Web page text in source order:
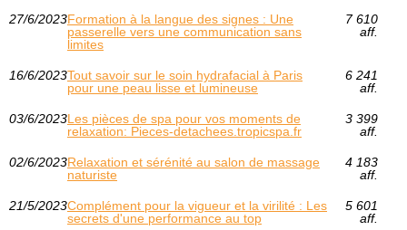
27/6/2023Formation à la langue des signes : Une
passerelle vers une communication sans
limites
7 610
aff.
16/6/2023Tout savoir sur le soin hydrafacial à Paris
pour une peau lisse et lumineuse
6 241
aff.
03/6/2023Les pièces de spa pour vos moments de
relaxation: Pieces-detachees.tropicspa.fr
3 399
aff.
02/6/2023Relaxation et sérénité au salon de massage
naturiste
4 183
aff.
21/5/2023Complément pour la vigueur et la virilité : Les
secrets d'une performance au top
5 601
aff.